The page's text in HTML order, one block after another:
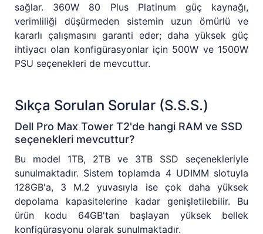
sağlar. 360W 80 Plus Platinum güç kaynağı,
verimliliği düşürmeden sistemin uzun ömürlü ve
kararlı çalışmasını garanti eder; daha yüksek güç
ihtiyacı olan konfigürasyonlar için 500W ve 1500W
PSU seçenekleri de mevcuttur.
Sıkça Sorulan Sorular (S.S.S.)
Dell Pro Max Tower T2'de hangi RAM ve SSD
seçenekleri mevcuttur?
Bu model 1TB, 2TB ve 3TB SSD seçenekleriyle
sunulmaktadır. Sistem toplamda 4 UDIMM slotuyla
128GB'a, 3 M.2 yuvasıyla ise çok daha yüksek
depolama kapasitelerine kadar genişletilebilir. Bu
ürün kodu 64GB'tan başlayan yüksek bellek
konfigürasyonu olarak sunulmaktadır.